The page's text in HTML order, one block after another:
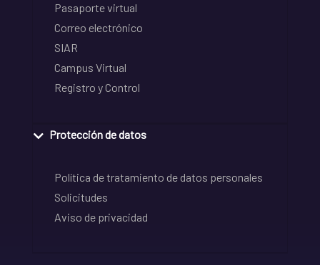
Pasaporte virtual
Correo electrónico
SIAR
Campus Virtual
Registro y Control
Protección de datos
Política de tratamiento de datos personales
Solicitudes
Aviso de privacidad